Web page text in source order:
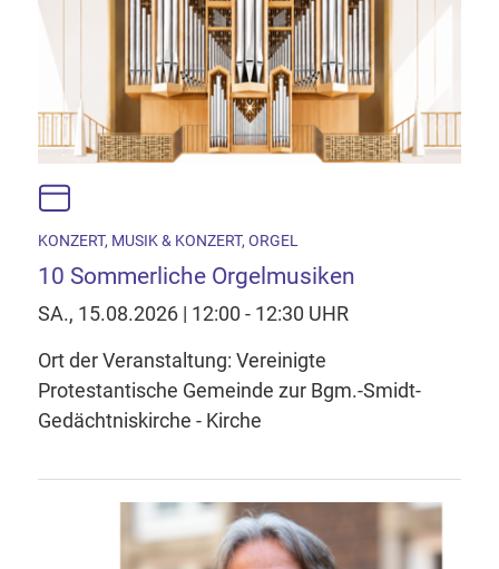
KONZERT, MUSIK & KONZERT, ORGEL
10 Sommerliche Orgelmusiken
SA., 15.08.2026 | 12:00 - 12:30 UHR
Ort der Veranstaltung: Vereinigte
Protestantische Gemeinde zur Bgm.-Smidt-
Gedächtniskirche - Kirche